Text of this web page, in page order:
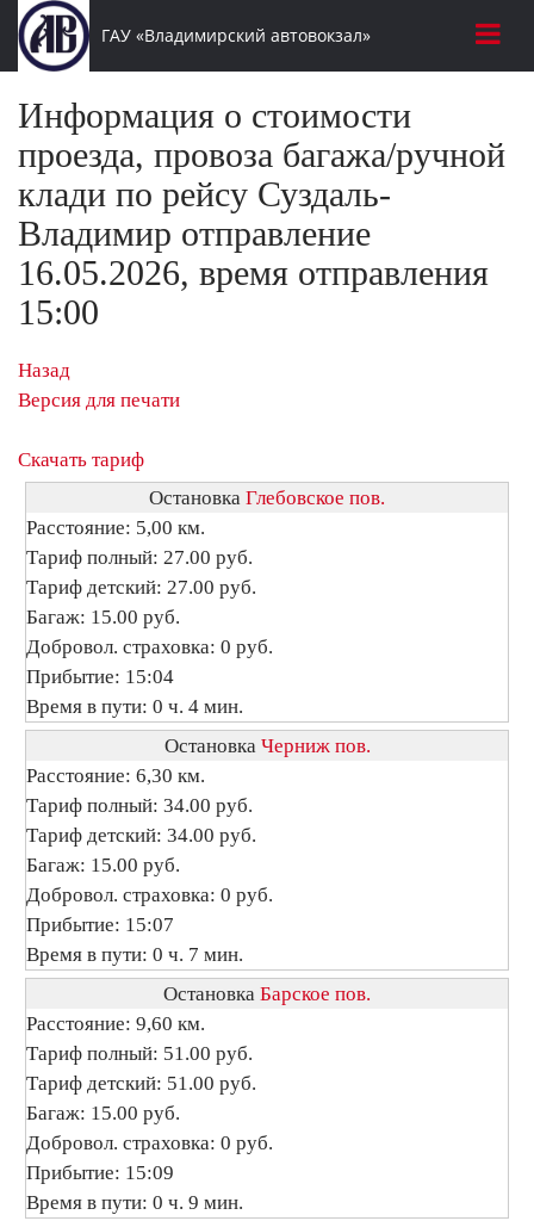
ГАУ «Владимирский автовокзал»
Информация о стоимости
проезда, провоза багажа/ручной
клади по рейсу Суздаль-
Владимир отправление
16.05.2026, время отправления
15:00
Назад
Версия для печати
Скачать тариф
Остановка Глебовское пов.
Расстояние: 5,00 км.
Тариф полный: 27.00 руб.
Тариф детский: 27.00 руб.
Багаж: 15.00 руб.
Добровол. страховка: 0 руб.
Прибытие: 15:04
Время в пути: 0 ч. 4 мин.
Остановка Черниж пов.
Расстояние: 6,30 км.
Тариф полный: 34.00 руб.
Тариф детский: 34.00 руб.
Багаж: 15.00 руб.
Добровол. страховка: 0 руб.
Прибытие: 15:07
Время в пути: 0 ч. 7 мин.
Остановка Барское пов.
Расстояние: 9,60 км.
Тариф полный: 51.00 руб.
Тариф детский: 51.00 руб.
Багаж: 15.00 руб.
Добровол. страховка: 0 руб.
Прибытие: 15:09
Время в пути: 0 ч. 9 мин.